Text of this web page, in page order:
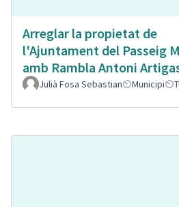
Arreglar la propietat de
l'Ajuntament del Passeig
amb Rambla Antoni
Julià Fosa Sebastian Municipi